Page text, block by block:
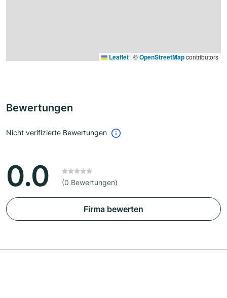
Leaflet | ©OpenStreetMapcontributors
Bewertungen
Nicht verifizierte Bewertungen
0.0 (0 Bewertungen)
Firma bewerten